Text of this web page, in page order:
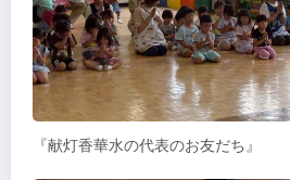
『献灯香華水の代表のお友だち』